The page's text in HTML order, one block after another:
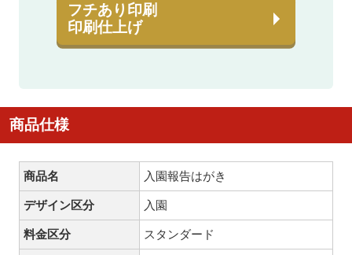
フチあり印刷
印刷仕上げ
商品仕様
商品名 入園報告はがき
デザイン区分 入園
料金区分 スタンダード